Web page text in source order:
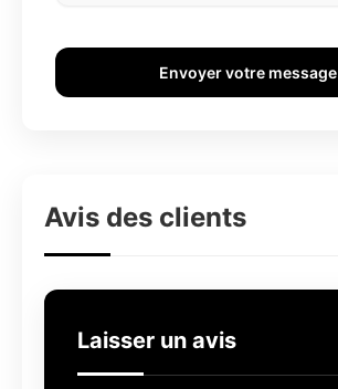
Envoyer votre message
Avis des clients
Laisser un avis